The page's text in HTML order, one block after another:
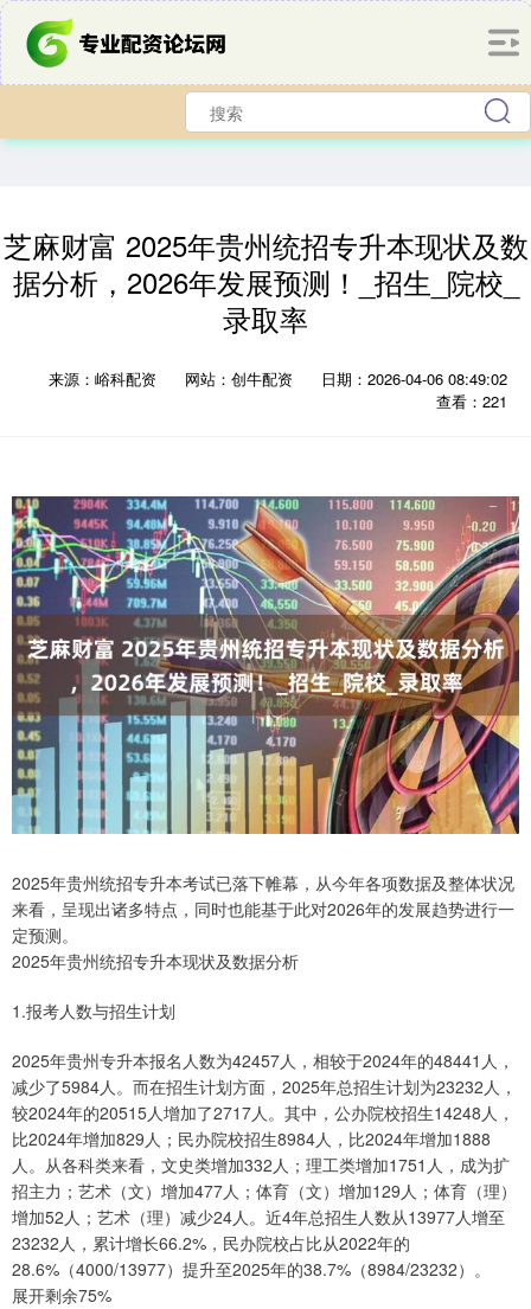
芝麻财富 2025年贵州统招专升本现状及数
据分析，2026年发展预测！_招生_院校_
录取率
来源：峪科配资 网站：创牛配资
日期：2026-04-06 08:49:02
查看：221
2025年贵州统招专升本考试已落下帷幕，从今年各项数据及整体状况
来看，呈现出诸多特点，同时也能基于此对2026年的发展趋势进行一
定预测。
2025年贵州统招专升本现状及数据分析
1.报考人数与招生计划
2025年贵州专升本报名人数为42457人，相较于2024年的48441人，
减少了5984人。而在招生计划方面，2025年总招生计划为23232人，
较2024年的20515人增加了2717人。其中，公办院校招生14248人，
比2024年增加829人；民办院校招生8984人，比2024年增加1888
人。从各科类来看，文史类增加332人；理工类增加1751人，成为扩
招主力；艺术（文）增加477人；体育（文）增加129人；体育（理）
增加52人；艺术（理）减少24人。近4年总招生人数从13977人增至
23232人，累计增长66.2%，民办院校占比从2022年的
28.6%（4000/13977）提升至2025年的38.7%（8984/23232）。
展开剩余75%